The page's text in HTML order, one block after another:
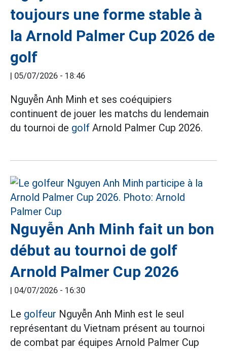
toujours une forme stable à
la Arnold Palmer Cup 2026 de
golf
| 05/07/2026 - 18:46
Nguyễn Anh Minh et ses coéquipiers
continuent de jouer les matchs du lendemain
du tournoi de golf Arnold Palmer Cup 2026.
Nguyễn Anh Minh fait un bon
début au tournoi de golf
Arnold Palmer Cup 2026
| 04/07/2026 - 16:30
Le golfeur Nguyễn Anh Minh est le seul
représentant du Vietnam présent au tournoi
de combat par équipes Arnold Palmer Cup